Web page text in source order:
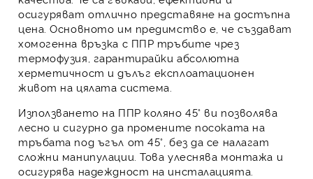
осигуряват отлично представяне на достъпна
цена. Основното им предимство е, че създават
хомогенна връзка с ППР тръбите чрез
термофузия, гарантирайки абсолютна
херметичност и дълъг експлоатационен
живот на цялата система.
Използването на ППР коляно 45° ви позволява
лесно и сигурно да промените посоката на
тръбата под ъгъл от 45°, без да се налагат
сложни манипулации. Това улеснява монтажа и
осигурява надеждност на инсталацията.